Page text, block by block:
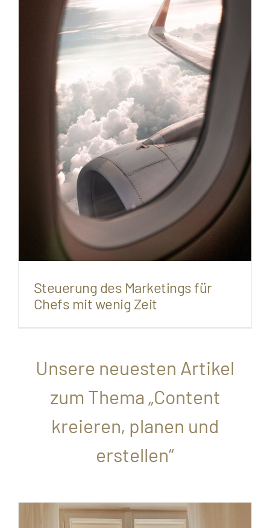
Steuerung des Marketings für
Chefs mit wenig Zeit
Unsere neuesten Artikel
zum Thema „Content
kreieren, planen und
erstellen“